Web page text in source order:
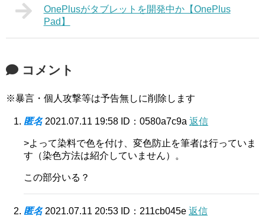
OnePlusがタブレットを開発中か【OnePlus
Pad】
コメント
※暴言・個人攻撃等は予告無しに削除します
匿名 2021.07.11 19:58 ID：0580a7c9a 返信
>よって染料で色を付け、変色防止を筆者は行っていま
す（染色方法は紹介していません）。
この部分いる？
匿名 2021.07.11 20:53 ID：211cb045e 返信